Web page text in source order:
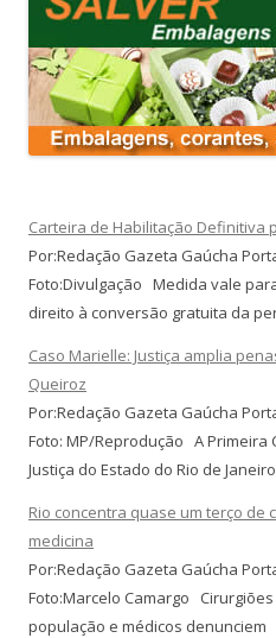
Carteira de Habilitação
Por:Redação Gazeta Gaúcha
Foto:Divulgação Medida vale
direito à conversão gratuita da
Caso Marielle: Justiça amplia
Queiroz
Por:Redação Gazeta Gaúcha
Foto: MP/Reprodução A Primeira
Justiça do Estado do Rio de
Rio concentra quase um terço de
medicina
Por:Redação Gazeta Gaúcha
Foto:Marcelo Camargo
população e médicos denunciem